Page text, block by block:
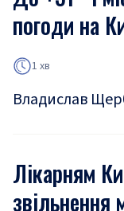
погоди на
1 хв
Владислав
Лікарням
звільнення